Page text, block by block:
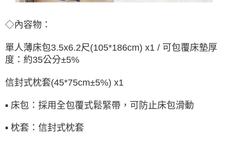
◇內容物：
單人薄床包3.5x6.2尺(105*186cm) x1 / 可包覆床墊厚
度：約35公分±5%
信封式枕套(45*75cm±5%) x1
▪ 床包：採用全包覆式鬆緊帶，可防止床包滑動
▪ 枕套：信封式枕套